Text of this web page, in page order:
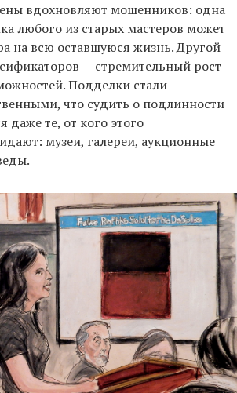
вдохновляют мошенников: одна
любого из старых мастеров может
на всю оставшуюся жизнь. Другой
— стремительный рост
Подделки стали
что судить о подлинности
даже те, от кого этого
музеи, галереи, аукционные